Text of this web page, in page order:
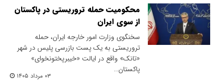
محکومیت حمله تروریستی در پاکستان
از سوی ایران
سخنگوی وزارت امور خارجه ایران، حمله
تروریستی به یک پست بازرسی پلیس در شهر
«تانک» واقع در ایالت «خیبرپختونخوای»
پاکستان…
۰۳ مرداد ۱۴۰۵